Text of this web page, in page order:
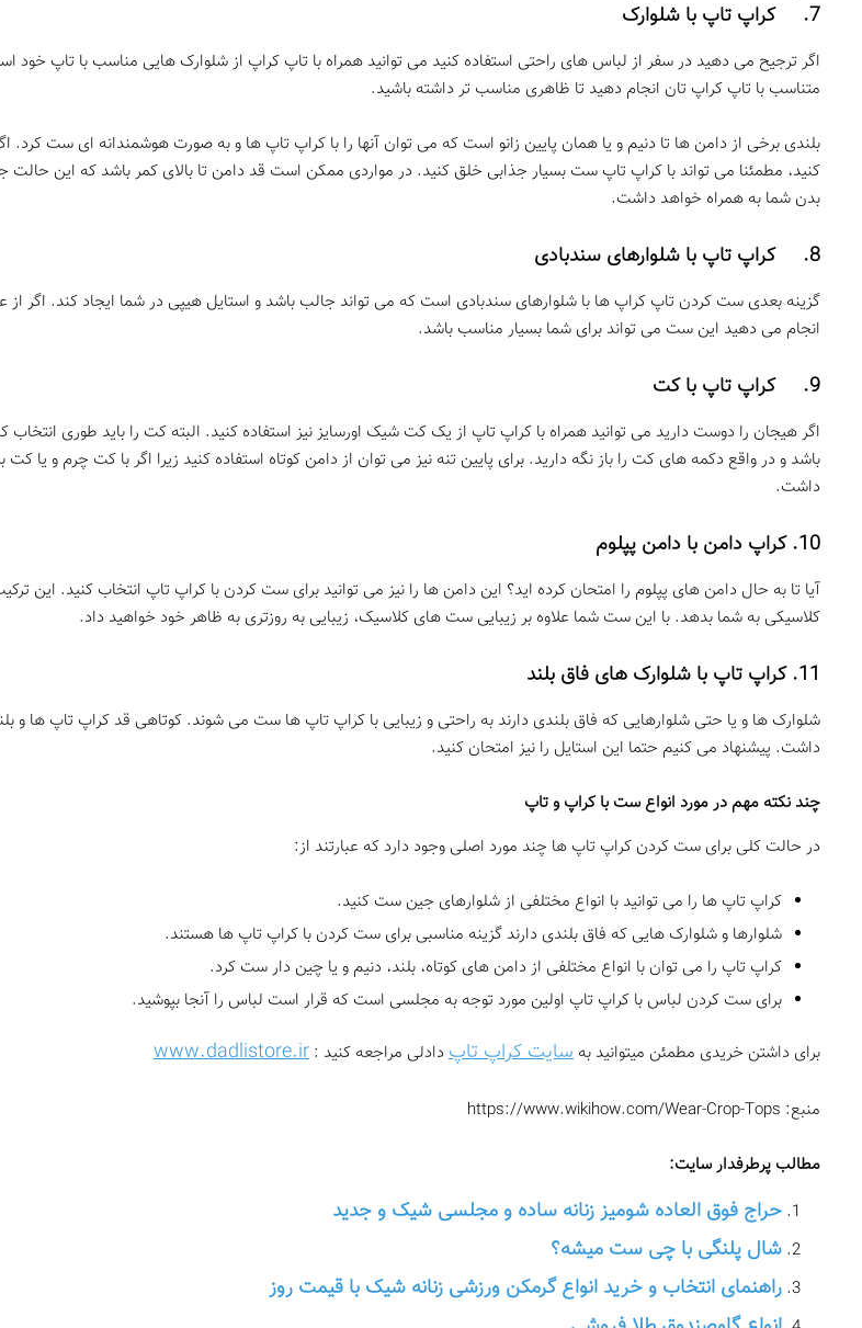
7. کراپ تاپ با شلوارک
اگر ترجیح می دهید در سفر از لباس های راحتی استفاده کنید می توانید همراه با تاپ کراپ از شلوارک هایی مناسب با تاپ خود
متناسب با تاپ کراپ تان انجام دهید تا ظاهری مناسب تر داشته باشید.
بلندی برخی از دامن ها تا دنیم و یا همان پایین زانو است که می توان آنها را با کراپ تاپ ها و به صورت هوشمندانه ای ست کرد.
کنید، مطمئنا می تواند با کراپ تاپ ست بسیار جذابی خلق کنید. در مواردی ممکن است قد دامن تا بالای کمر باشد که این حالت
بدن شما به همراه خواهد داشت.
8. کراپ تاپ با شلوارهای سندبادی
گزینه بعدی ست کردن تاپ کراپ ها با شلوارهای سندبادی است که می تواند جالب باشد و استایل هیپی در شما ایجاد کند. اگر از
انجام می دهید این ست می تواند برای شما بسیار مناسب باشد.
9. کراپ تاپ با کت
اگر هیجان را دوست دارید می توانید همراه با کراپ تاپ از یک کت شیک اورسایز نیز استفاده کنید. البته کت را باید طوری
باشد و در واقع دکمه های کت را باز نگه دارید. برای پایین تنه نیز می توان از دامن کوتاه استفاده کنید زیرا اگر با کت چرم و یا
داشت.
10. کراپ دامن با دامن پپلوم
آیا تا به حال دامن های پپلوم را امتحان کرده اید؟ این دامن ها را نیز می توانید برای ست کردن با کراپ تاپ انتخاب کنید. این
کلاسیکی به شما بدهد. با این ست شما علاوه بر زیبایی ست های کلاسیک، زیبایی به روزتری به ظاهر خود خواهید داد.
11. کراپ تاپ با شلوارک های فاق بلند
شلوارک ها و یا حتی شلوارهایی که فاق بلندی دارند به راحتی و زیبایی با کراپ تاپ ها ست می شوند. کوتاهی قد کراپ تاپ ها و
داشت. پیشنهاد می کنیم حتما این استایل را نیز امتحان کنید.
چند نکته مهم در مورد انواع ست با کراپ و تاپ
در حالت کلی برای ست کردن کراپ تاپ ها چند مورد اصلی وجود دارد که عبارتند از:
کراپ تاپ ها را می توانید با انواع مختلفی از شلوارهای جین ست کنید.
شلوارها و شلوارک هایی که فاق بلندی دارند گزینه مناسبی برای ست کردن با کراپ تاپ ها هستند.
کراپ تاپ را می توان با انواع مختلفی از دامن های کوتاه، بلند، دنیم و یا چین دار ست کرد.
برای ست کردن لباس با کراپ تاپ اولین مورد توجه به مجلسی است که قرار است لباس را آنجا بپوشید.
برای داشتن خریدی مطمئن میتوانید به سایت کراپ تاپدادلی مراجعه کنید : www.dadlistore.ir
منبع: https://www.wikihow.com/Wear-Crop-Tops
مطالب پرطرفدار سایت:
حراج فوق العاده شومیز زنانه ساده و مجلسی شیک و جدید
شال پلنگی با چی ست میشه؟
راهنمای انتخاب و خرید انواع گرمکن ورزشی زنانه شیک با قیمت روز